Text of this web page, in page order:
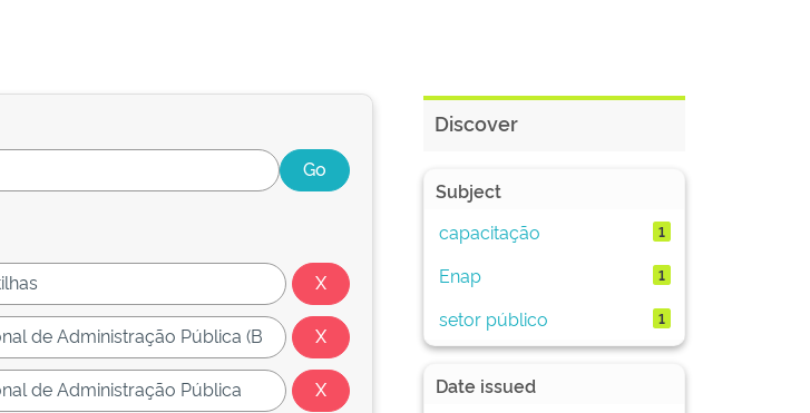
Discover
Subject
capacitação
1
Enap 1
setor público 1
Date issued